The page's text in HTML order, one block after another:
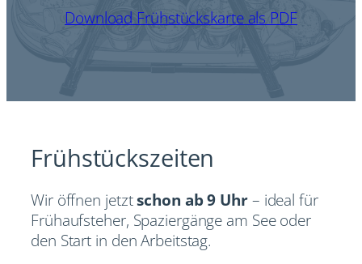
Download Frühstückskarte als PDF
Frühstückszeiten
Wir öffnen jetztschon ab 9 Uhr– ideal für
Frühaufsteher, Spaziergänge am See oder
den Start in den Arbeitstag.